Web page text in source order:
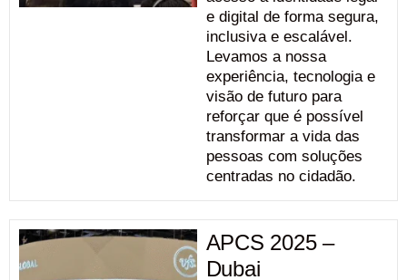
e digital de forma segura,
inclusiva e escalável.
Levamos a nossa
experiência, tecnologia e
visão de futuro para
reforçar que é possível
transformar a vida das
pessoas com soluções
centradas no cidadão.
APCS 2025 –
Dubai